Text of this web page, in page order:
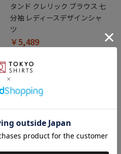
タンド クレリック ブラウス 七
分袖 レディースデザインシャ
ツ
￥5,489